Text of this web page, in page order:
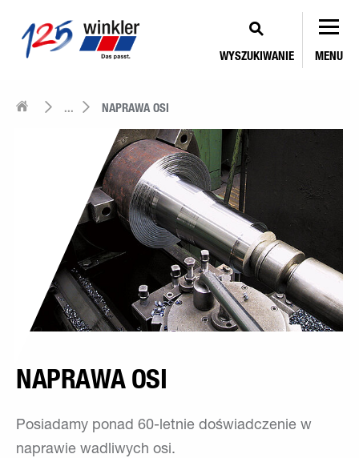
WYSZUKIWANIE MENU
... NAPRAWA OSI
NAPRAWA OSI
Posiadamy ponad 60-letnie doświadczenie w
naprawie wadliwych osi.